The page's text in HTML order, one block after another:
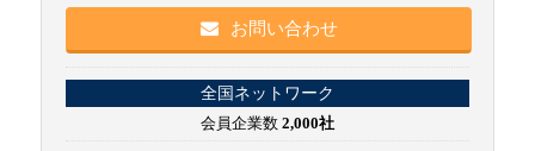
お問い合わせ
全国ネットワーク
会員企業数 2,000社